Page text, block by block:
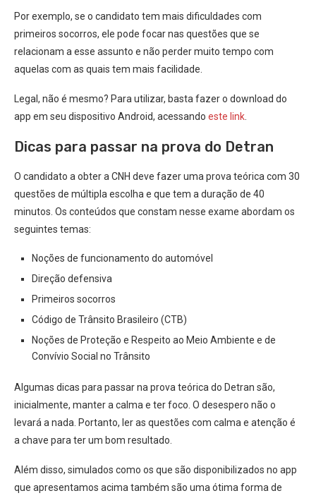
Por exemplo, se o candidato tem mais dificuldades com
primeiros socorros, ele pode focar nas questões que se
relacionam a esse assunto e não perder muito tempo com
aquelas com as quais tem mais facilidade.
Legal, não é mesmo? Para utilizar, basta fazer o download do
app em seu dispositivo Android, acessando este link
Dicas para passar na prova do Detran
O candidato a obter a CNH deve fazer uma prova teórica com 30
questões de múltipla escolha e que tem a duração de 40
minutos. Os conteúdos que constam nesse exame abordam os
seguintes temas:
Noções de funcionamento do automóvel
Direção defensiva
Primeiros socorros
Código de Trânsito Brasileiro (CTB)
Noções de Proteção e Respeito ao Meio Ambiente e de
Convívio Social no Trânsito
Algumas dicas para passar na prova teórica do Detran são,
inicialmente, manter a calma e ter foco. O desespero não o
levará a nada. Portanto, ler as questões com calma e atenção é
a chave para ter um bom resultado.
Além disso, simulados como os que são disponibilizados no app
que apresentamos acima também são uma ótima forma de